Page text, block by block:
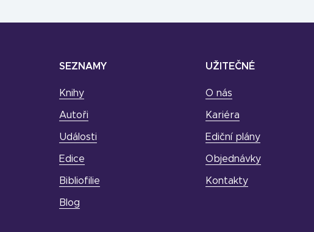
SEZNAMY
Knihy
Autoři
Události
Edice
Bibliofilie
Blog
UŽITEČNÉ
O nás
Kariéra
Ediční plány
Objednávky
Kontakty